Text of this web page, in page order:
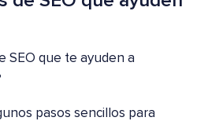
SEO que te ayuden a
pasos sencillos para